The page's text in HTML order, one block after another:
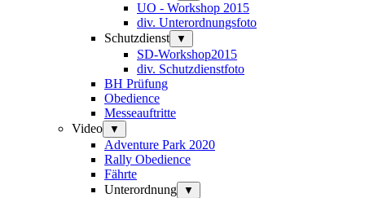
UO - Workshop 2015
div. Unterordnungsfoto
Schutzdienst
▼
SD-Workshop2015
div. Schutzdienstfoto
BH Prüfung
Obedience
Messeauftritte
Video
▼
Adventure Park 2020
Rally Obedience
Fährte
Unterordnung
▼